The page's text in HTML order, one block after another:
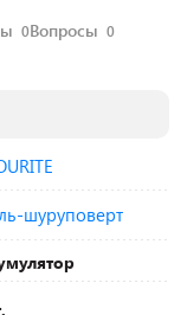
0Вопросы 0
шуруповерт